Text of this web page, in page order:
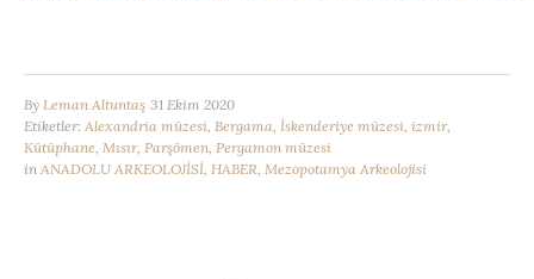
By Leman Altuntaş 31 Ekim 2020
Etiketler: Alexandria müzesi, Bergama, İskenderiye müzesi, izmir,
Kütüphane, Mısır, Parşömen, Pergamon müzesi
in ANADOLU ARKEOLOJİSİ, HABER, Mezopotamya Arkeolojisi